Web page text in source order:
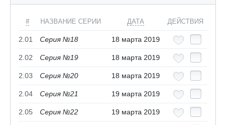
# НАЗВАНИЕ СЕРИИ ДАТА ДЕЙСТВИЯ
2.01 Серия №18 18 марта 2019
2.02 Серия №19 18 марта 2019
2.03 Серия №20 18 марта 2019
2.04 Серия №21 19 марта 2019
2.05 Серия №22 19 марта 2019